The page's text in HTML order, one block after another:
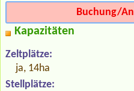
Buchung/
Kapazitäten
Zeltplätze:
ja, 14ha
Stellplätze: